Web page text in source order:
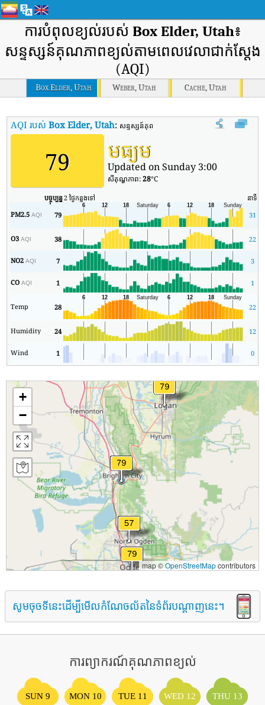
ការបំពុលខ្យល់របស់ Box Elder, Utah៖
សន្ទស្សន៍គុណភាពខ្យល់តាមពេលវេលាជាក់ស្តែង
(AQI)
Box Elder, Utah Weber, Utah Cache, Utah
AQI របស់Box Elder, Utah: សន្ទស្សន៍គុណភាពខ្យល់តាមពេលវេលាពិតរបស់ Box
79 មធ្យម
Updated on Sunday 3:00
សីតុណ្ហភាព:28°C
បច្ចុប្បន្ន2 ថ្ងៃកន្លងទៅ នាទី
PM2.5AQI 79 31
O3AQI 38 22
NO2AQI 7 3
COAQI 1 1
Temp 28 22
Humidity 24 12
Wind 1 0
+
−
map ©OpenStreetMapcontributors
សូមចុចទីនេះដើម្បីមើលកំណែចល័តនៃទំព័របណ្តាញនេះ។
ការព្យាករណ៍គុណភាពខ្យល់
SUN 9 MON 10 TUE 11 WED 12 THU 13